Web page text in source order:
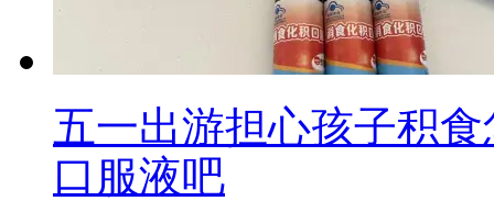
五一出游担心孩子积
口服液吧